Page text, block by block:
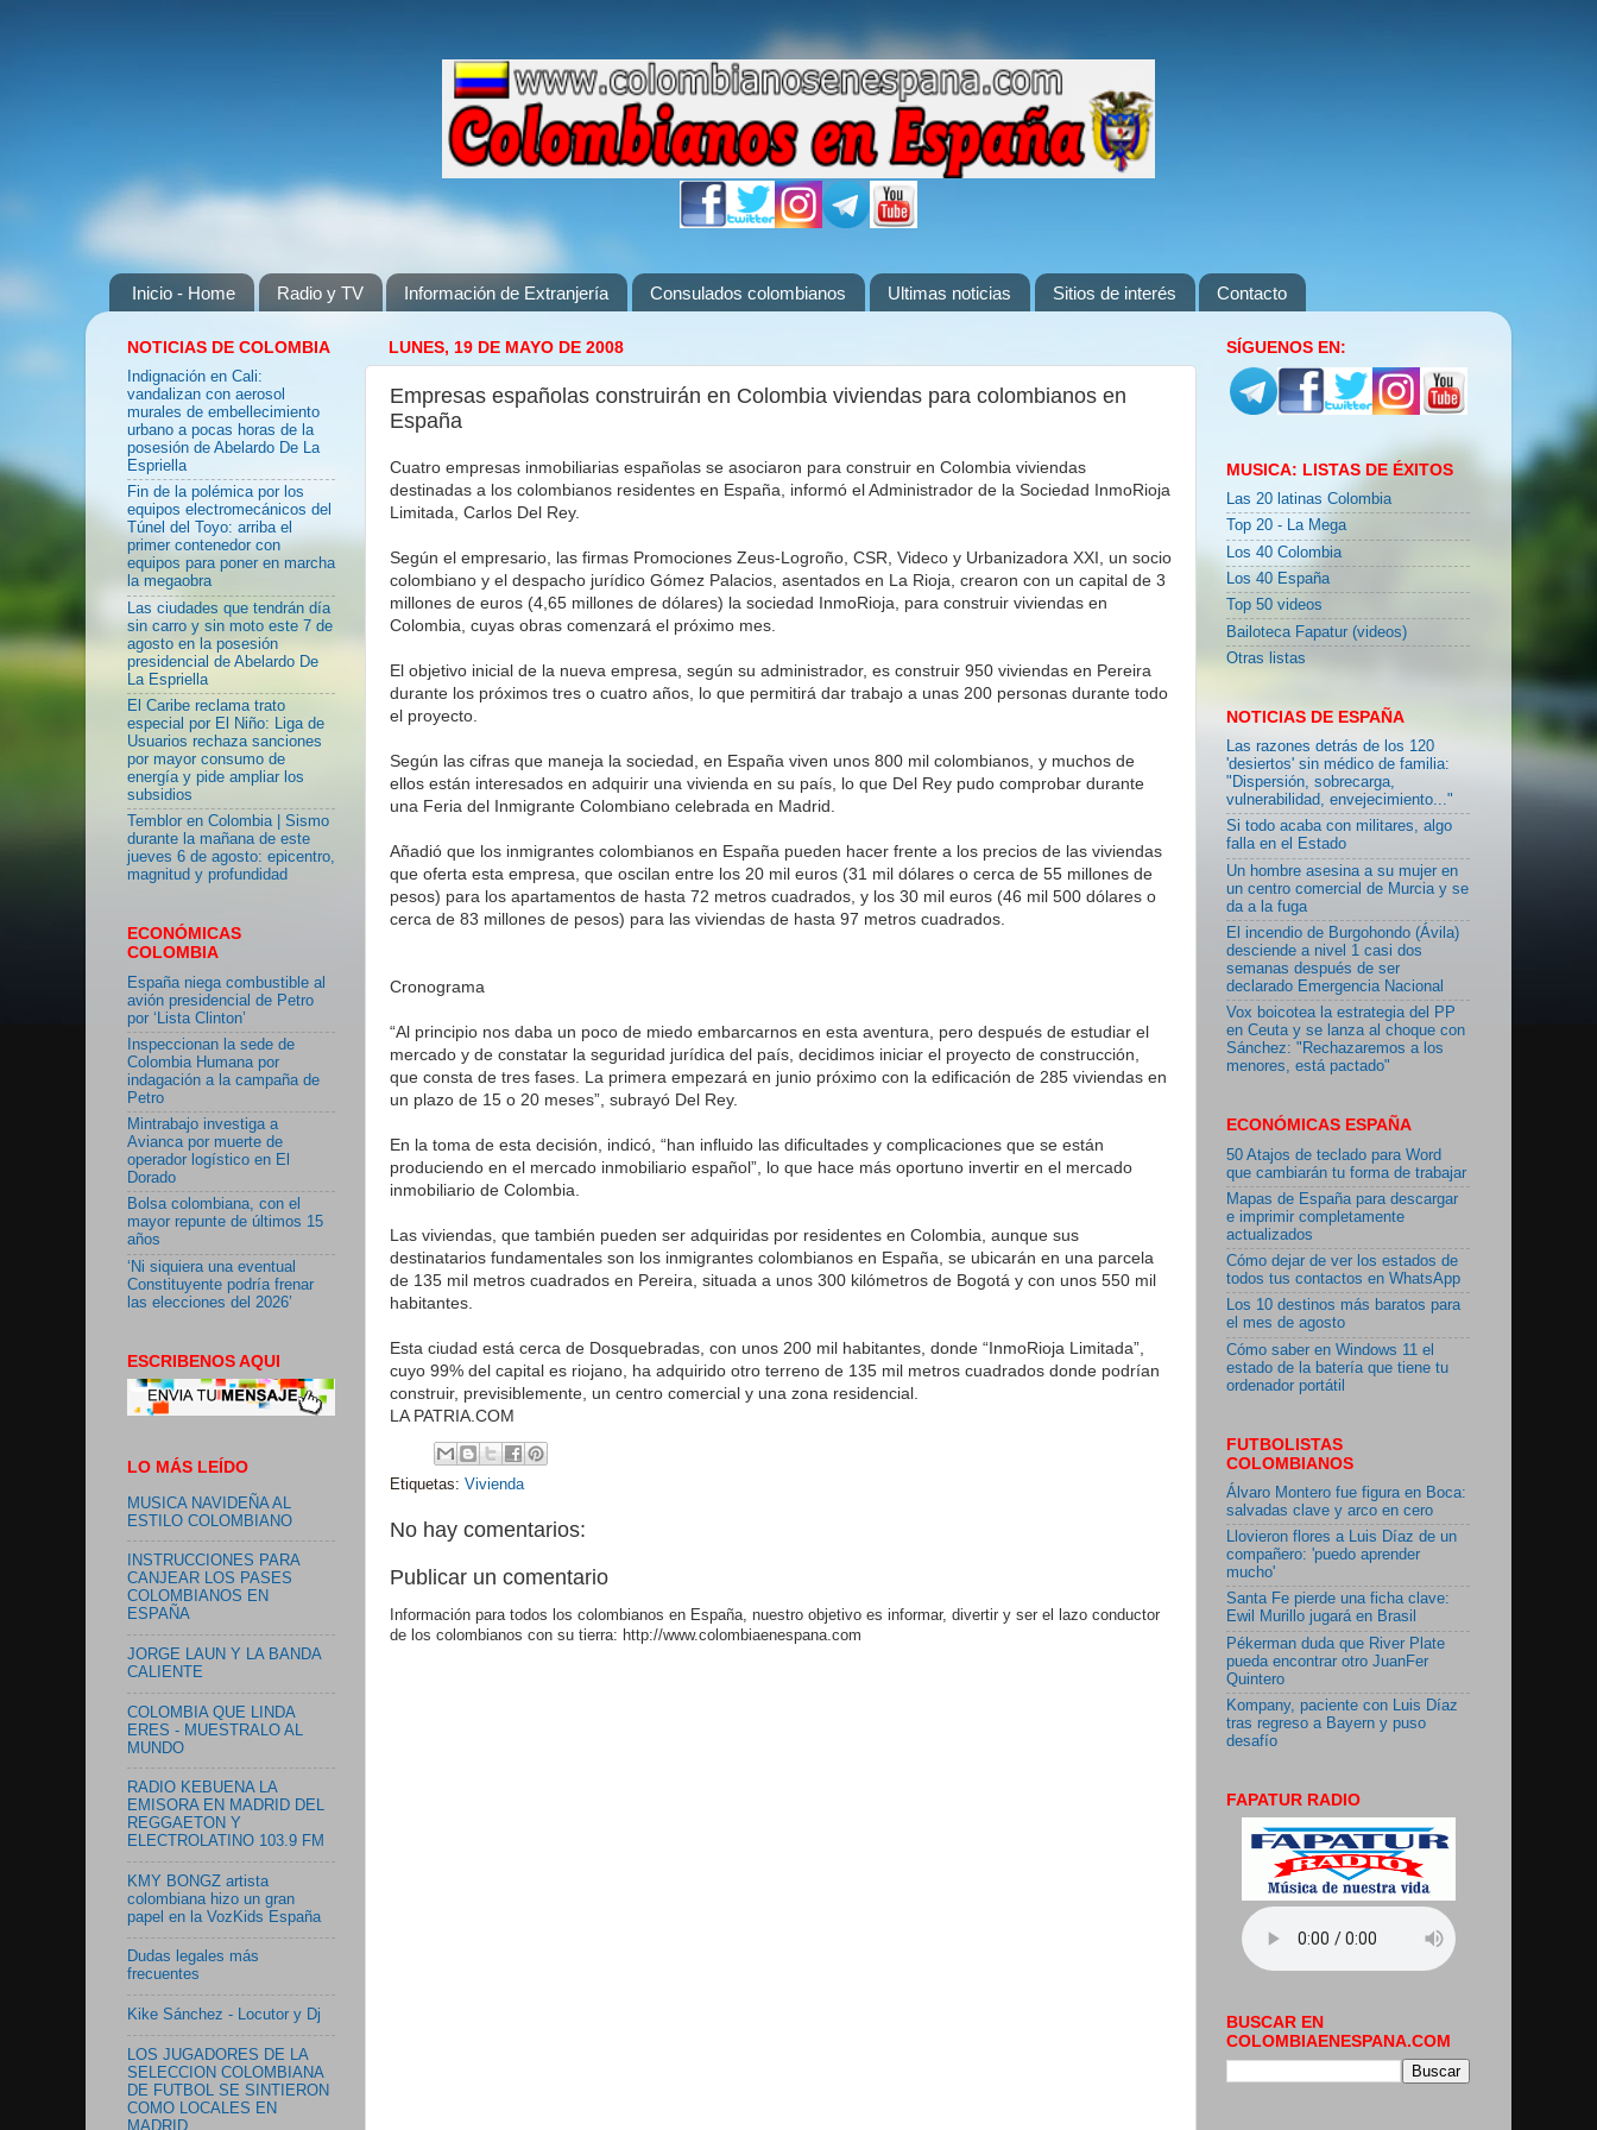
Inicio - Home Radio y TV Información de Extranjería Consulados colombianos Ultimas noticias Sitios de interés Contacto
LUNES, 19 DE MAYO DE 2008
Empresas españolas construirán en Colombia viviendas para colombianos en
España
Cuatro empresas inmobiliarias españolas se asociaron para construir en Colombia viviendas
destinadas a los colombianos residentes en España, informó el Administrador de la Sociedad InmoRioja
Limitada, Carlos Del Rey.
Según el empresario, las firmas Promociones Zeus-Logroño, CSR, Videco y Urbanizadora XXI, un socio
colombiano y el despacho jurídico Gómez Palacios, asentados en La Rioja, crearon con un capital de 3
millones de euros (4,65 millones de dólares) la sociedad InmoRioja, para construir viviendas en
Colombia, cuyas obras comenzará el próximo mes.
El objetivo inicial de la nueva empresa, según su administrador, es construir 950 viviendas en Pereira
durante los próximos tres o cuatro años, lo que permitirá dar trabajo a unas 200 personas durante todo
el proyecto.
Según las cifras que maneja la sociedad, en España viven unos 800 mil colombianos, y muchos de
ellos están interesados en adquirir una vivienda en su país, lo que Del Rey pudo comprobar durante
una Feria del Inmigrante Colombiano celebrada en Madrid.
Añadió que los inmigrantes colombianos en España pueden hacer frente a los precios de las viviendas
que oferta esta empresa, que oscilan entre los 20 mil euros (31 mil dólares o cerca de 55 millones de
pesos) para los apartamentos de hasta 72 metros cuadrados, y los 30 mil euros (46 mil 500 dólares o
cerca de 83 millones de pesos) para las viviendas de hasta 97 metros cuadrados.
Cronograma
“Al principio nos daba un poco de miedo embarcarnos en esta aventura, pero después de estudiar el
mercado y de constatar la seguridad jurídica del país, decidimos iniciar el proyecto de construcción,
que consta de tres fases. La primera empezará en junio próximo con la edificación de 285 viviendas en
un plazo de 15 o 20 meses”, subrayó Del Rey.
En la toma de esta decisión, indicó, “han influido las dificultades y complicaciones que se están
produciendo en el mercado inmobiliario español”, lo que hace más oportuno invertir en el mercado
inmobiliario de Colombia.
Las viviendas, que también pueden ser adquiridas por residentes en Colombia, aunque sus
destinatarios fundamentales son los inmigrantes colombianos en España, se ubicarán en una parcela
de 135 mil metros cuadrados en Pereira, situada a unos 300 kilómetros de Bogotá y con unos 550 mil
habitantes.
Esta ciudad está cerca de Dosquebradas, con unos 200 mil habitantes, donde “InmoRioja Limitada”,
cuyo 99% del capital es riojano, ha adquirido otro terreno de 135 mil metros cuadrados donde podrían
construir, previsiblemente, un centro comercial y una zona residencial.
LA PATRIA.COM
Etiquetas: Vivienda
No hay comentarios:
Publicar un comentario
Información para todos los colombianos en España, nuestro objetivo es informar, divertir y ser el lazo conductor
de los colombianos con su tierra: http://www.colombiaenespana.com
NOTICIAS DE COLOMBIA
Indignación en Cali:
vandalizan con aerosol
murales de embellecimiento
urbano a pocas horas de la
posesión de Abelardo De La
Espriella
Fin de la polémica por los
equipos electromecánicos del
Túnel del Toyo: arriba el
primer contenedor con
equipos para poner en marcha
la megaobra
Las ciudades que tendrán día
sin carro y sin moto este 7 de
agosto en la posesión
presidencial de Abelardo De
La Espriella
El Caribe reclama trato
especial por El Niño: Liga de
Usuarios rechaza sanciones
por mayor consumo de
energía y pide ampliar los
subsidios
Temblor en Colombia | Sismo
durante la mañana de este
jueves 6 de agosto: epicentro,
magnitud y profundidad
ECONÓMICAS
COLOMBIA
España niega combustible al
avión presidencial de Petro
por ‘Lista Clinton’
Inspeccionan la sede de
Colombia Humana por
indagación a la campaña de
Petro
Mintrabajo investiga a
Avianca por muerte de
operador logístico en El
Dorado
Bolsa colombiana, con el
mayor repunte de últimos 15
años
‘Ni siquiera una eventual
Constituyente podría frenar
las elecciones del 2026’
ESCRIBENOS AQUI
LO MÁS LEÍDO
MUSICA NAVIDEÑA AL
ESTILO COLOMBIANO
INSTRUCCIONES PARA
CANJEAR LOS PASES
COLOMBIANOS EN
ESPAÑA
JORGE LAUN Y LA BANDA
CALIENTE
COLOMBIA QUE LINDA
ERES - MUESTRALO AL
MUNDO
RADIO KEBUENA LA
EMISORA EN MADRID DEL
REGGAETON Y
ELECTROLATINO 103.9 FM
KMY BONGZ artista
colombiana hizo un gran
papel en la VozKids España
Dudas legales más
frecuentes
Kike Sánchez - Locutor y Dj
LOS JUGADORES DE LA
SELECCION COLOMBIANA
DE FUTBOL SE SINTIERON
COMO LOCALES EN
MADRID
SÍGUENOS EN:
MUSICA: LISTAS DE ÉXITOS
Las 20 latinas Colombia
Top 20 - La Mega
Los 40 Colombia
Los 40 España
Top 50 videos
Bailoteca Fapatur (videos)
Otras listas
NOTICIAS DE ESPAÑA
Las razones detrás de los 120
'desiertos' sin médico de familia:
"Dispersión, sobrecarga,
vulnerabilidad, envejecimiento..."
Si todo acaba con militares, algo
falla en el Estado
Un hombre asesina a su mujer en
un centro comercial de Murcia y se
da a la fuga
El incendio de Burgohondo (Ávila)
desciende a nivel 1 casi dos
semanas después de ser
declarado Emergencia Nacional
Vox boicotea la estrategia del PP
en Ceuta y se lanza al choque con
Sánchez: "Rechazaremos a los
menores, está pactado"
ECONÓMICAS ESPAÑA
50 Atajos de teclado para Word
que cambiarán tu forma de trabajar
Mapas de España para descargar
e imprimir completamente
actualizados
Cómo dejar de ver los estados de
todos tus contactos en WhatsApp
Los 10 destinos más baratos para
el mes de agosto
Cómo saber en Windows 11 el
estado de la batería que tiene tu
ordenador portátil
FUTBOLISTAS
COLOMBIANOS
Álvaro Montero fue figura en Boca:
salvadas clave y arco en cero
Llovieron flores a Luis Díaz de un
compañero: 'puedo aprender
mucho'
Santa Fe pierde una ficha clave:
Ewil Murillo jugará en Brasil
Pékerman duda que River Plate
pueda encontrar otro JuanFer
Quintero
Kompany, paciente con Luis Díaz
tras regreso a Bayern y puso
desafío
FAPATUR RADIO
BUSCAR EN
COLOMBIAENESPANA.COM